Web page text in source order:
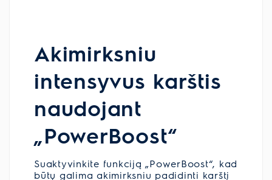
Akimirksniu
intensyvus karštis
naudojant
„PowerBoost“
Suaktyvinkite funkciją „PowerBoost“, kad
būtų galima akimirksniu padidinti karštį